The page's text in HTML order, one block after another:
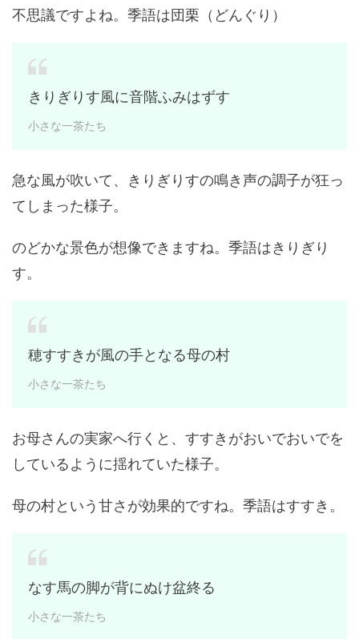
不思議ですよね。季語は団栗（どんぐり）
きりぎりす風に音階ふみはずす
小さな一茶たち
急な風が吹いて、きりぎりすの鳴き声の調子が狂っ
てしまった様子。
のどかな景色が想像できますね。季語はきりぎり
す。
穂すすきが風の手となる母の村
小さな一茶たち
お母さんの実家へ行くと、すすきがおいでおいでを
しているように揺れていた様子。
母の村という甘さが効果的ですね。季語はすすき。
なす馬の脚が背にぬけ盆終る
小さな一茶たち